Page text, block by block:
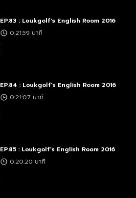
EP.83 : Loukgolf's English Room 2016
0:21:59 นาที
EP.84 : Loukgolf's English Room 2016
0:21:07 นาที
EP.85 : Loukgolf's English Room 2016
0:20:20 นาที